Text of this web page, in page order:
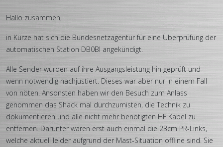
Hallo zusammen,
in Kürze hat sich die Bundesnetzagentur für eine Überprüfung der
automatischen Station DB0BI angekündigt.
Alle Sender wurden auf ihre Ausgangsleistung hin geprüft und
wenn notwendig nachjustiert. Dieses war aber nur in einem Fall
von nöten. Ansonsten haben wir den Besuch zum Anlass
genommen das Shack mal durchzumisten, die Technik zu
dokumentieren und alle nicht mehr benötigten HF Kabel zu
entfernen. Darunter waren erst auch einmal die 23cm PR-Links,
welche aktuell leider aufgrund der Mast-Situation offline sind. Sie